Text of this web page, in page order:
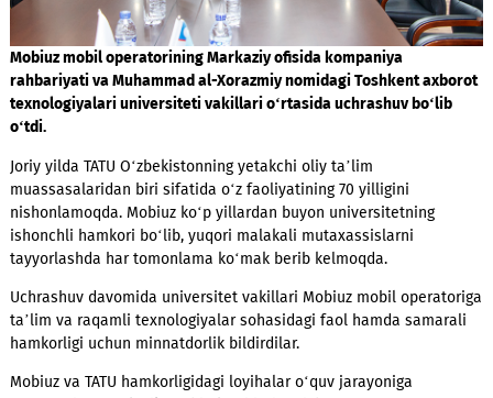
Mobiuz mobil operatorining Markaziy ofisida kompaniya
rahbariyati va Muhammad al-Xorazmiy nomidagi Toshkent
texnologiyalari universiteti vakillari o‘rtasida uchrashuv
o‘tdi.
Joriy yilda TATU O‘zbekistonning yetakchi oliy ta’lim
nishonlamoqda. Mobiuz ko‘p yillardan buyon universitetning
ishonchli hamkori bo‘lib, yuqori malakali mutaxassislarni